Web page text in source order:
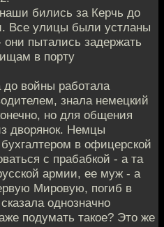
бились за Керчь до
Все улицы были устланы
пытались задержать
в порту
войны работала
знала немецкий
но для общения
дворянок. Немцы
в офицерской
с прабабкой - а та
армии, ее муж - а
Мировую, погиб в
однозначно
подумать такое? Это же